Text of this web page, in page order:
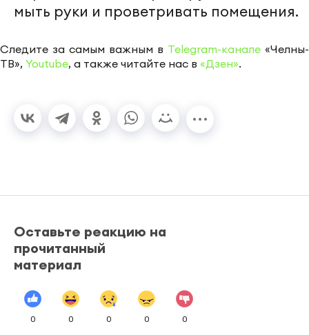
мыть руки и проветривать помещения.
Следите за самым важным в Telegram-канале «Челны-
ТВ», Youtube, а также читайте нас в «Дзен».
Оставьте реакцию на
прочитанный
материал
0 0 0 0 0